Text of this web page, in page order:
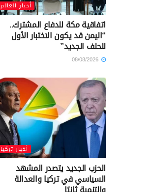
أخبار العالم
اتفاقية مكة للدفاع المشترك..
“اليمن قد يكون الاختبار الأول
للحلف الجديد”
أخبار تركيا
الحزب الجديد يتصدر المشهد
السياسي في تركيا والعدالة